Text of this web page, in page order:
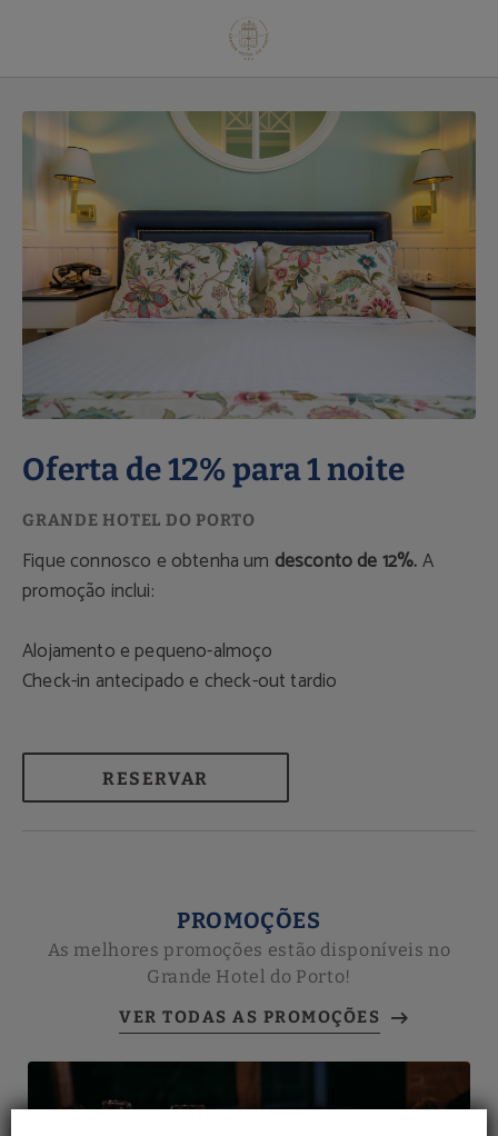
Oferta de 12% para 1 noite
Fique connosco e obtenha um desconto de 12%.A
promoção inclui:
Alojamento e pequeno-almoço
Check-in antecipado e check-out tardio
RESERVAR
PROMOÇÕES
As melhores promoções estão disponíveis no
Grande Hotel do Porto!